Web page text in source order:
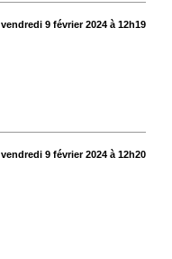
vendredi 9 février 2024 à 12h19
vendredi 9 février 2024 à 12h20